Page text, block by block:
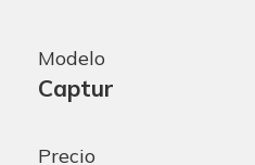
Modelo
Captur
Precio